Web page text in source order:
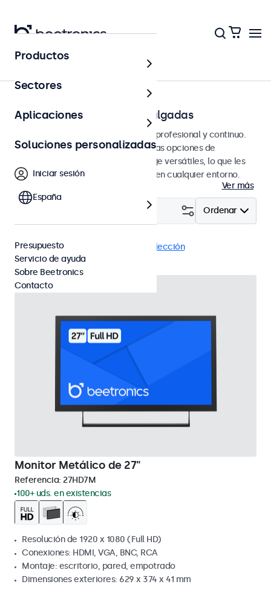
Página principal
Monitores RCA de 7 a 32 pulgadas
Monitores RCA diseñados para uso profesional y continuo.
Estos monitores RCA ofrecen amplias opciones de
configuración y opciones de montaje versátiles, lo que les
permite integrarse perfectamente en cualquier entorno.
Ver más
Ordenar
RCA Monitores 27" Eliminar selección
Monitor Metálico de 27"
Referencia: 27HD7M
100+ uds. en existencias
Resolución de 1920 x 1080 (Full HD)
Conexiones: HDMI, VGA, BNC, RCA
Montaje: escritorio, pared, empotrado
Dimensiones exteriores: 629 x 374 x 41 mm
Productos
Sectores
Aplicaciones
Soluciones personalizadas
Iniciar sesión
España
Presupuesto
Servicio de ayuda
Sobre Beetronics
Contacto